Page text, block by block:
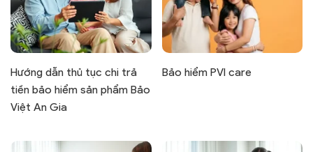
Hướng dẫn thủ tục chi trả
tiền bảo hiểm sản phẩm Bảo
Việt An Gia
Bảo hiểm PVI care